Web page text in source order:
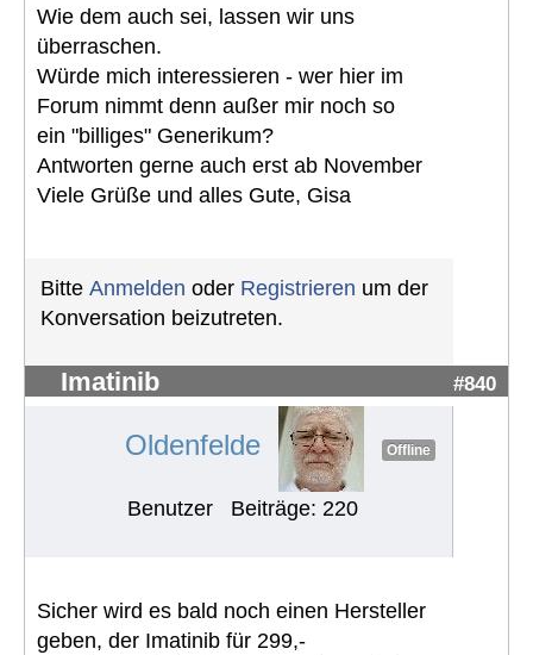
Wie dem auch sei, lassen wir uns
überraschen.
Würde mich interessieren - wer hier im
Forum nimmt denn außer mir noch so
ein "billiges" Generikum?
Antworten gerne auch erst ab November
Viele Grüße und alles Gute, Gisa
Bitte Anmelden oder Registrieren um der
Konversation beizutreten.
Imatinib #840
Oldenfelde Offline
Benutzer Beiträge: 220
Sicher wird es bald noch einen Hersteller
geben, der Imatinib für 299,-